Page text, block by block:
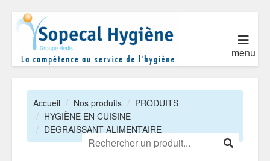
menu
Accueil Nos produits
PRODUITS
HYGIÈNE EN CUISINE
DEGRAISSANT ALIMENTAIRE